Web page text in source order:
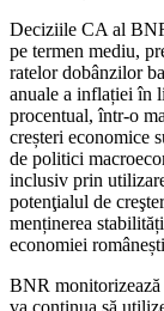
Deciziile CA al
pe termen mediu,
ratelor dobânzilor
anuale a inflației în
procentual, într-o
creșteri economice
de politici
inclusiv prin
potenţialul de
menținerea
economiei
BNR
va continua să